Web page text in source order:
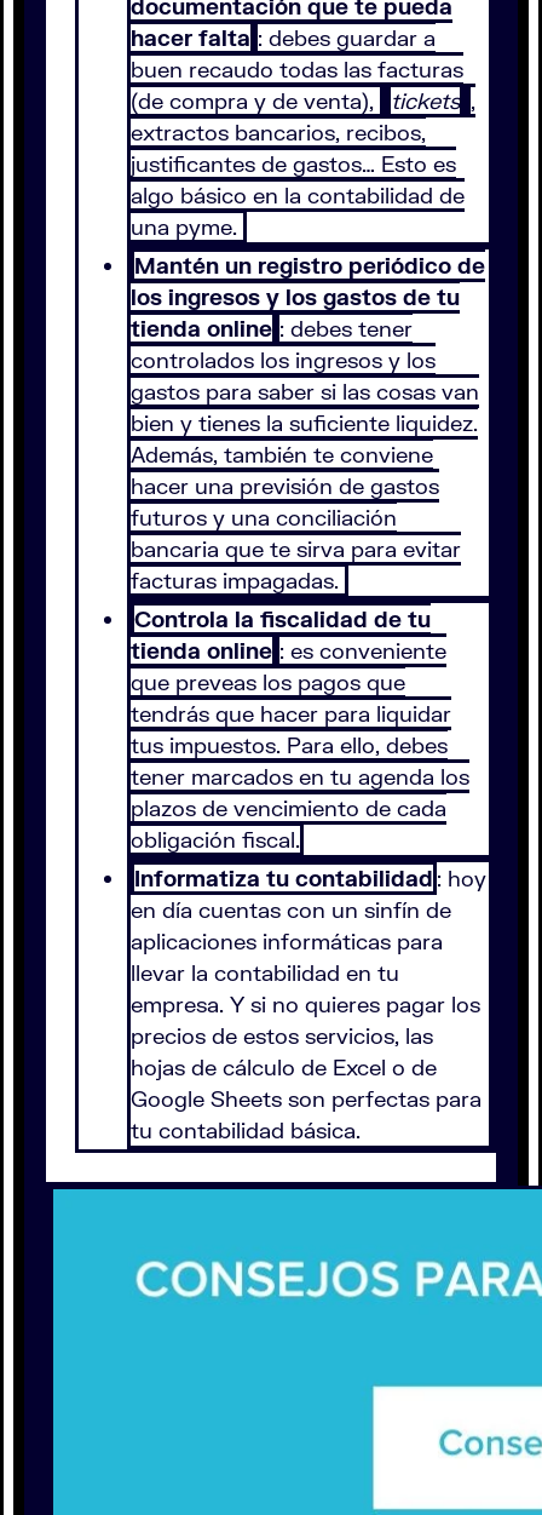
documentación que te pueda
hacer falta : debes guardar a
buen recaudo todas las facturas
(de compra y de venta),
tickets ,
extractos bancarios, recibos,
justificantes de gastos… Esto es
algo básico en la contabilidad de
una pyme.
Mantén un registro periódico de
los ingresos y los gastos de tu
tienda online : debes tener
controlados los ingresos y los
gastos para saber si las cosas van
bien y tienes la suficiente liquidez.
Además, también te conviene
hacer una previsión de gastos
futuros y una conciliación
bancaria que te sirva para evitar
facturas impagadas.
Controla la fiscalidad de tu
tienda online : es conveniente
que preveas los pagos que
tendrás que hacer para liquidar
tus impuestos. Para ello, debes
tener marcados en tu agenda los
plazos de vencimiento de cada
obligación fiscal.
Informatiza tu contabilidad : hoy
en día cuentas con un sinfín de
aplicaciones informáticas para
llevar la contabilidad en tu
empresa. Y si no quieres pagar los
precios de estos servicios, las
hojas de cálculo de Excel o de
Google Sheets son perfectas para
tu contabilidad básica.